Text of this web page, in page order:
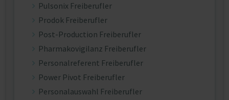
Pulsonix Freiberufler
Prodok Freiberufler
Post-Production Freiberufler
Pharmakovigilanz Freiberufler
Personalreferent Freiberufler
Power Pivot Freiberufler
Personalauswahl Freiberufler